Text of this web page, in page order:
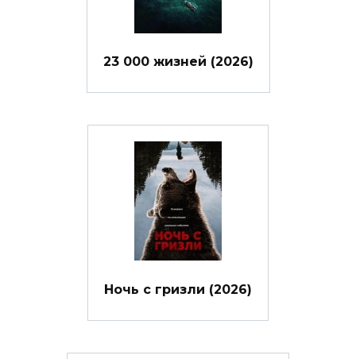
23 000 жизней (2026)
Ночь с гризли (2026)